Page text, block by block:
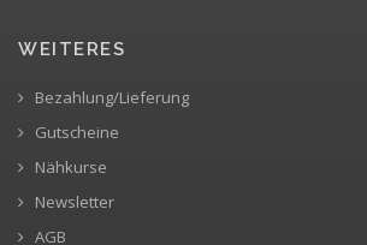
WEITERES
Bezahlung/Lieferung
Gutscheine
Nähkurse
Newsletter
AGB